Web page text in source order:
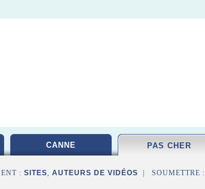
CANNE PAS CHER
: SITES, AUTEURS DE VIDÉOS | SOUMETTRE :